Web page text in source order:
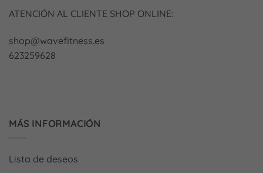
ATENCIÓN AL CLIENTE SHOP ONLINE:
shop@wavefitness.es
623259628
MÁS INFORMACIÓN
Lista de deseos